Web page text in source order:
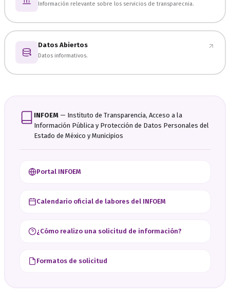
Información relevante sobre los servicios de transparecnia.
Datos Abiertos
Datos informativos.
INFOEM— Instituto de Transparencia, Acceso a la
Información Pública y Protección de Datos Personales del
Estado de México y Municipios
Portal INFOEM
Calendario oficial de labores del INFOEM
¿Cómo realizo una solicitud de información?
Formatos de solicitud